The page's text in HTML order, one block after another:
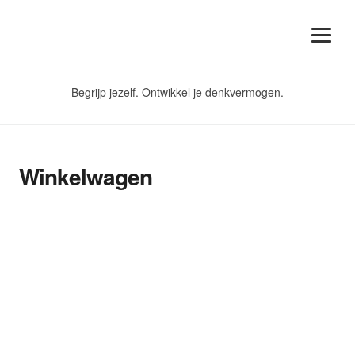
Begrijp jezelf. Ontwikkel je denkvermogen.
Winkelwagen